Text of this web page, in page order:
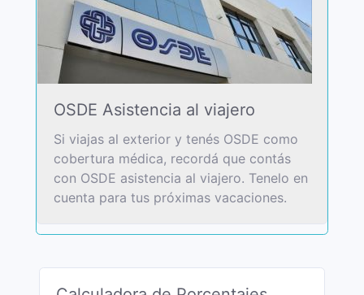
OSDE Asistencia al viajero
Si viajas al exterior y tenés OSDE como
cobertura médica, recordá que contás
con OSDE asistencia al viajero. Tenelo en
cuenta para tus próximas vacaciones.